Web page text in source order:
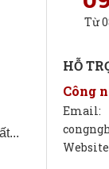
Từ
HỖ
Công
Email: